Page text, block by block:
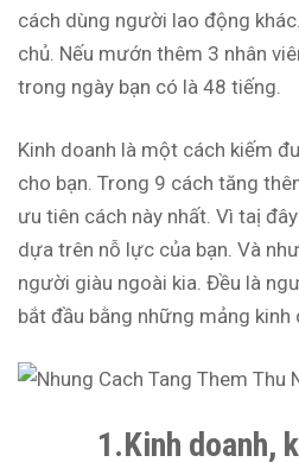
cách dùng người lao động
chủ. Nếu mướn thêm 3 nhân
trong ngày bạn có là 48 tiếng.
Kinh doanh là một cách kiếm
cho bạn. Trong 9 cách tăng
ưu tiên cách này nhất. Vì taị
dựa trên nỗ lực của bạn. Và
người giàu ngoài kia. Đều là
bắt đầu bằng những mảng kinh
1.Kinh doanh,